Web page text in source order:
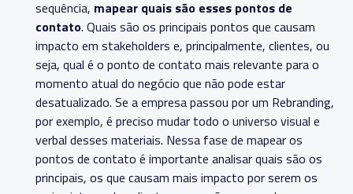
sequência, mapear quais são esses pontos de
contato. Quais são os principais pontos que causam
impacto em stakeholders e, principalmente, clientes, ou
seja, qual é o ponto de contato mais relevante para o
momento atual do negócio que não pode estar
desatualizado. Se a empresa passou por um Rebranding,
por exemplo, é preciso mudar todo o universo visual e
verbal desses materiais. Nessa fase de mapear os
pontos de contato é importante analisar quais são os
principais, os que causam mais impacto por serem os